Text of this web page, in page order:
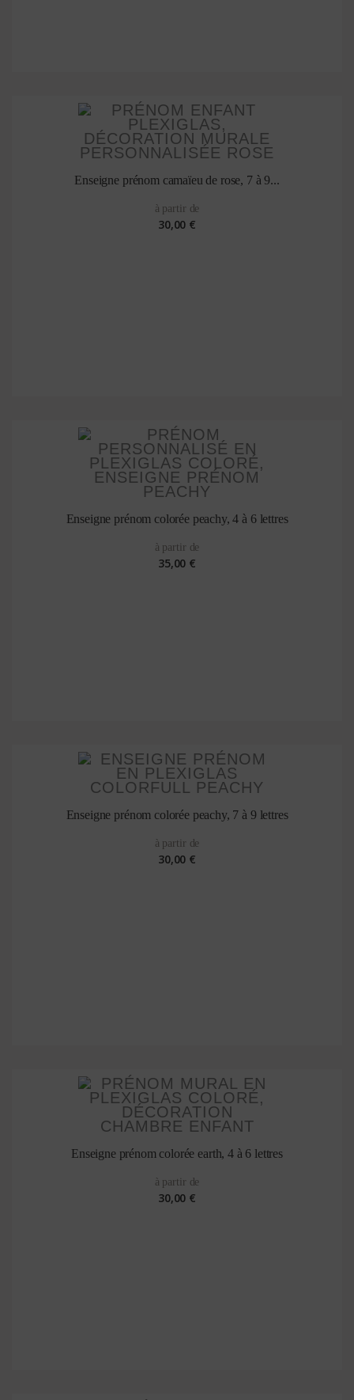
Enseigne prénom camaïeu de rose, 7 à 9...
à partir de
30,00 €
Enseigne prénom colorée peachy, 4 à 6 lettres
à partir de
35,00 €
Enseigne prénom colorée peachy, 7 à 9 lettres
à partir de
30,00 €
Enseigne prénom colorée earth, 4 à 6 lettres
à partir de
30,00 €